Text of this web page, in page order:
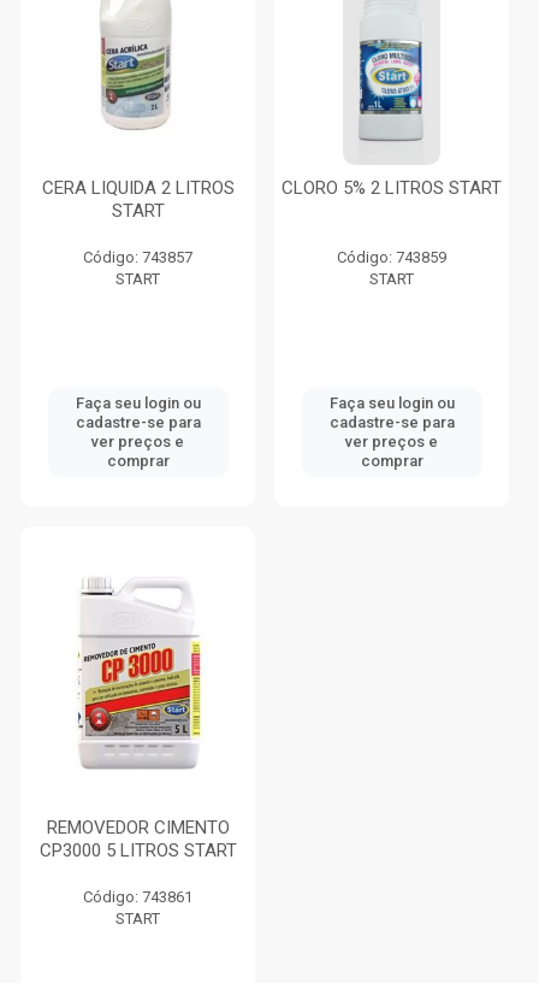
CERA LIQUIDA 2 LITROS
START
Código: 743857
START
Faça seu login ou
cadastre-se para
ver preços e
comprar
CLORO 5% 2 LITROS START
Código: 743859
START
Faça seu login ou
cadastre-se para
ver preços e
comprar
REMOVEDOR CIMENTO
CP3000 5 LITROS START
Código: 743861
START